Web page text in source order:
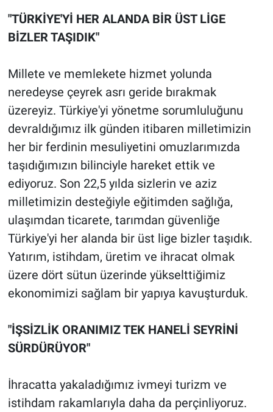
"TÜRKİYE'Yİ HER ALANDA BİR ÜST LİGE
BİZLER TAŞIDIK"
Millete ve memlekete hizmet yolunda
neredeyse çeyrek asrı geride bırakmak
üzereyiz. Türkiye'yi yönetme sorumluluğunu
devraldığımız ilk günden itibaren milletimizin
her bir ferdinin mesuliyetini omuzlarımızda
taşıdığımızın bilinciyle hareket ettik ve
ediyoruz. Son 22,5 yılda sizlerin ve aziz
milletimizin desteğiyle eğitimden sağlığa,
ulaşımdan ticarete, tarımdan güvenliğe
Türkiye'yi her alanda bir üst lige bizler taşıdık.
Yatırım, istihdam, üretim ve ihracat olmak
üzere dört sütun üzerinde yükselttiğimiz
ekonomimizi sağlam bir yapıya kavuşturduk.
"İŞSİZLİK ORANIMIZ TEK HANELİ SEYRİNİ
SÜRDÜRÜYOR"
İhracatta yakaladığımız ivmeyi turizm ve
istihdam rakamlarıyla daha da perçinliyoruz.